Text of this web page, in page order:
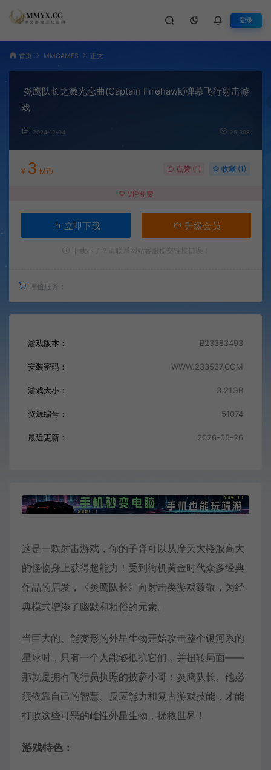
登录
首页 MMGAMES 正文
炎鹰队长之激光恋曲(Captain Firehawk)弹幕飞行射击游
戏
2024-12-04 25,308
¥ 3 M币 点赞 (1 ) 收藏 (1)
VIP免费
立即下载 升级会员
增值服务：
游戏版本： B23383493
安装密码： WWW.233537.COM
游戏大小： 3.21GB
资源编号： 51074
最近更新： 2026-05-26
这是一款射击游戏，你的子弹可以从摩天大楼般高大
的怪物身上获得超能力！受到街机黄金时代众多经典
作品的启发，《炎鹰队长》向射击类游戏致敬，为经
典模式增添了幽默和粗俗的元素。
当巨大的、能变形的外星生物开始攻击整个银河系的
星球时，只有一个人能够抵抗它们，并扭转局面——
那就是拥有飞行员执照的披萨小哥：炎鹰队长。他必
须依靠自己的智慧、反应能力和复古游戏技能，才能
打败这些可恶的雌性外星生物，拯救世界！
游戏特色：